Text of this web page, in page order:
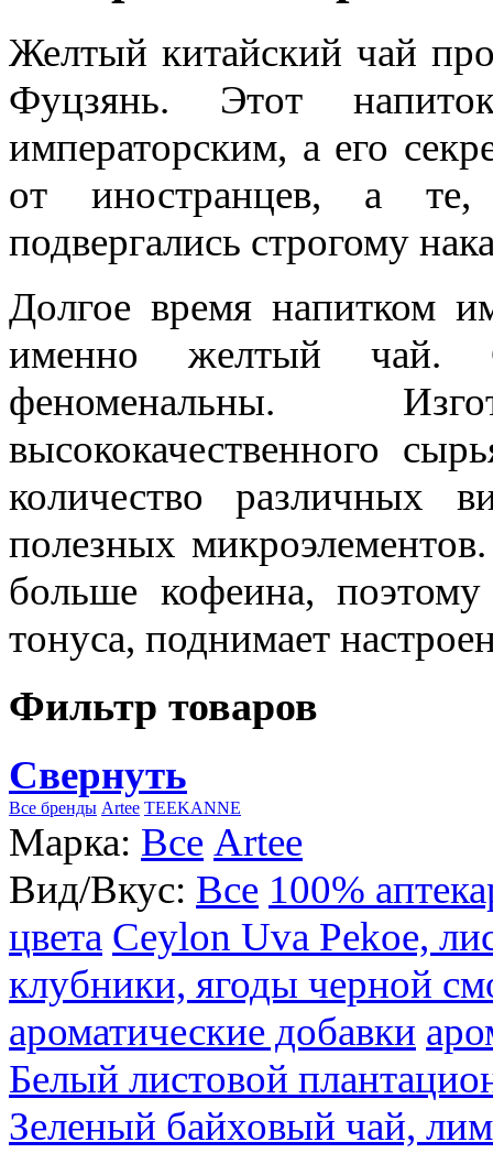
Желтый китайский чай
Фуцзянь. Этот
императорским, а его
от иностранцев, а
подвергались строгому
Долгое время напитком
именно желтый чай.
феноменальны.
высококачественного
количество различных
полезных
больше кофеина,
тонуса, поднимает
Фильтр товаров
Свернуть
Все бренды Artee TEEKANNE
Марка: Все Artee
Вид/Вкус: Все 100%
цвета Ceylon Uva Pekoe,
клубники, ягоды черной
ароматические добавки
Белый листовой
Зеленый байховый чай,